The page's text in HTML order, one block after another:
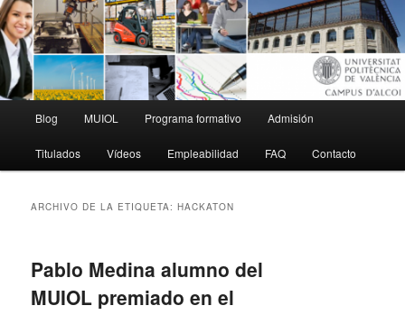
principal
Blog MUIOL Programa formativo Admisión
Titulados Vídeos Empleabilidad FAQ Contacto
ARCHIVO DE LA ETIQUETA:HACKATON
Pablo Medina alumno del
MUIOL premiado en el